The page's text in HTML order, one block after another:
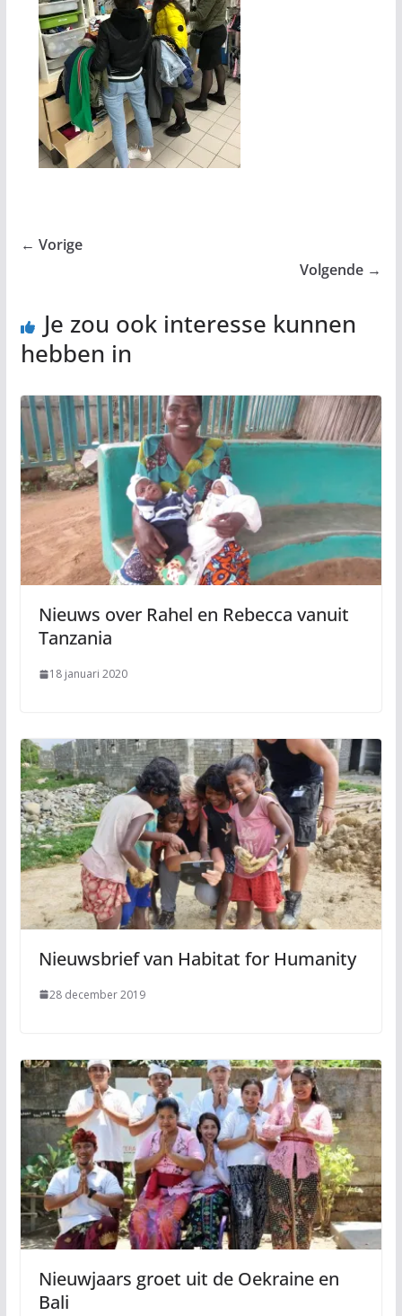
← Vorige
Volgende →
Je zou ook interesse kunnen
hebben in
Nieuws over Rahel en Rebecca vanuit
Tanzania
18 januari 2020
Nieuwsbrief van Habitat for Humanity
28 december 2019
Nieuwjaars groet uit de Oekraine en
Bali